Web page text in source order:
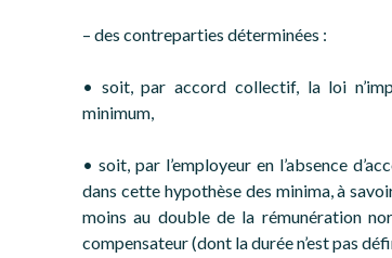
– des contreparties déterminées :
• soit, par accord collectif, la loi
minimum,
• soit, par l’employeur en l’absence
dans cette hypothèse des minima, à
moins au double de la rémunération
compensateur (dont la durée n’est pas